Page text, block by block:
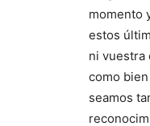
momento
estos
ni vuestra
como
seamos